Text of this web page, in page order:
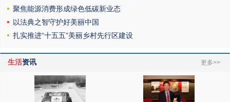
聚焦能源消费形成绿色低碳新业态
以法典之智守护好美丽中国
扎实推进“十五五”美丽乡村先行区建设
生活资讯 更多>>